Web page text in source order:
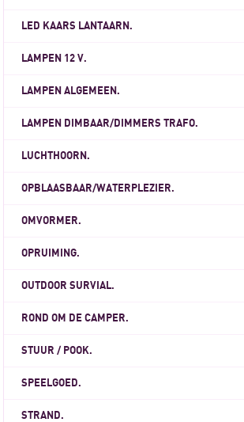
LED KAARS LANTAARN.
LAMPEN 12 V.
LAMPEN ALGEMEEN.
LAMPEN DIMBAAR/DIMMERS TRAFO.
LUCHTHOORN.
OPBLAASBAAR/WATERPLEZIER.
OMVORMER.
OPRUIMING.
OUTDOOR SURVIAL.
ROND OM DE CAMPER.
STUUR / POOK.
SPEELGOED.
STRAND.